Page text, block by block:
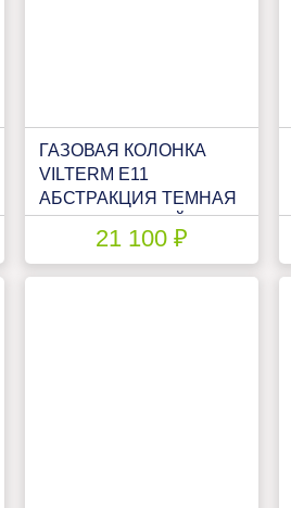
ГАЗОВАЯ КОЛОНКА
VILTERM E11
АБСТРАКЦИЯ ТЕМНАЯ
(С МОДУЛЯЦИЕЙ)
21 100 ₽